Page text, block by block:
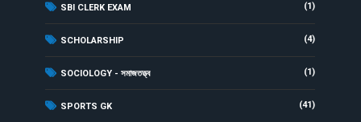
SBI CLERK EXAM (1)
SCHOLARSHIP (4)
SOCIOLOGY - সমাজতত্ত্ব (1)
SPORTS GK (41)